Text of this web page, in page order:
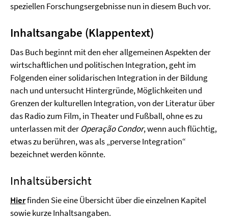
speziellen Forschungsergebnisse nun in diesem Buch vor.
Inhaltsangabe (Klappentext)
Das Buch beginnt mit den eher allgemeinen Aspekten der
wirtschaftlichen und politischen Integration, geht im
Folgenden einer solidarischen Integration in der Bildung
nach und untersucht Hintergründe, Möglichkeiten und
Grenzen der kulturellen Integration, von der Literatur über
das Radio zum Film, in Theater und Fußball, ohne es zu
unterlassen mit der Operação Condor, wenn auch flüchtig,
etwas zu berühren, was als „perverse Integration“
bezeichnet werden könnte.
Inhaltsübersicht
Hierfinden Sie eine Übersicht über die einzelnen Kapitel
sowie kurze Inhaltsangaben.